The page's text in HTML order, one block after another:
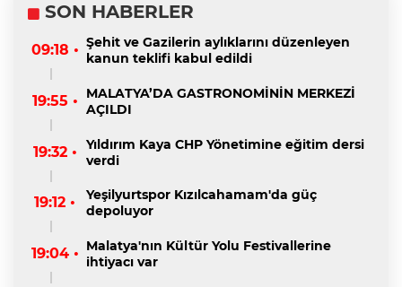
SON HABERLER
09:18 • Şehit ve Gazilerin aylıklarını düzenleyen
kanun teklifi kabul edildi
19:55 •
MALATYA’DA GASTRONOMİNİN MERKEZİ
AÇILDI
19:32 •
Yıldırım Kaya CHP Yönetimine eğitim dersi
verdi
19:12 •
Yeşilyurtspor Kızılcahamam'da güç
depoluyor
19:04 • Malatya'nın Kültür Yolu Festivallerine
ihtiyacı var